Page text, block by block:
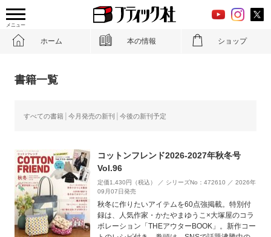
メニュー
ホーム 本の情報 ショップ
書籍一覧
すべての書籍 今月発売の新刊 今後の新刊予定
コットンフレンド2026-2027年秋冬号
Vol.96
定価1,430円（税込） ／ シリーズNo：472610 ／ 2026年
09月07日発売
秋冬に作りたいアイテムを60点強掲載。特別付
録は、人気作家・かたやまゆうこ×大塚屋のコラ
ボレーション「THEアウターBOOK」。新作コー